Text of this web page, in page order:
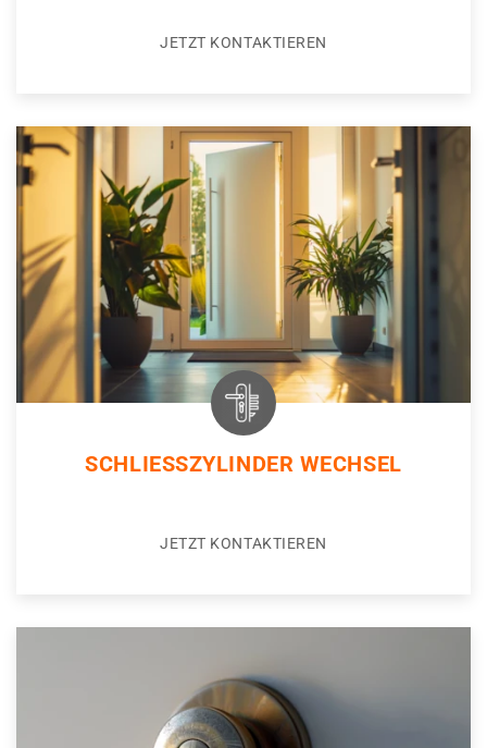
JETZT KONTAKTIEREN
SCHLIESSZYLINDER WECHSEL
JETZT KONTAKTIEREN